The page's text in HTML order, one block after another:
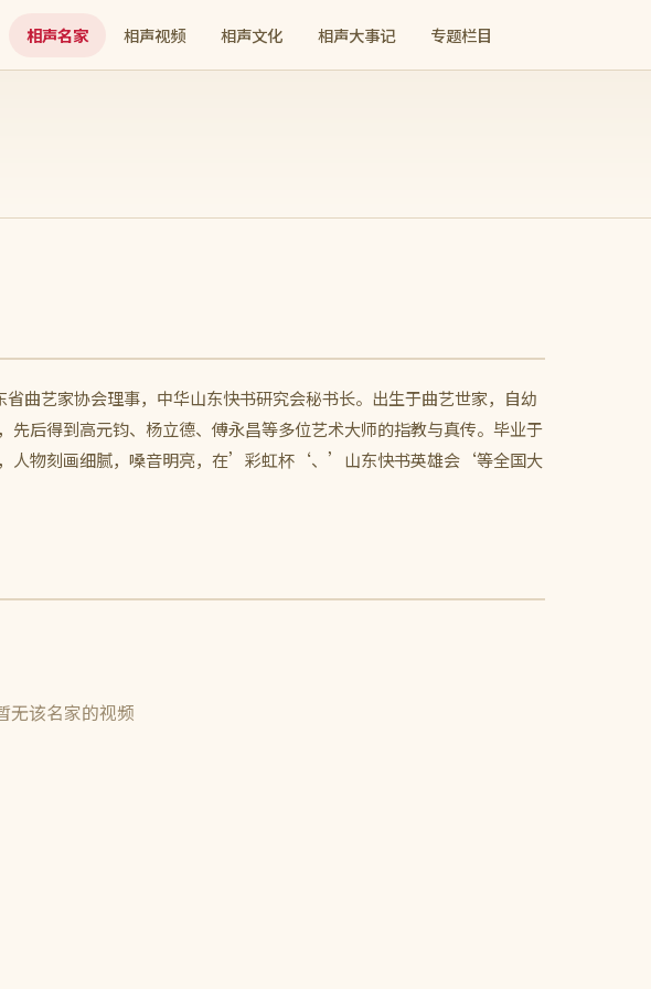
相声名家 相声视频 相声文化 相声大事记 专题栏目
曲艺家协会理事，中华山东快书研究会秘书长。出生于曲艺世家，自幼
后得到高元钧、杨立德、傅永昌等多位艺术大师的指教与真传。毕业于
人物刻画细腻，嗓音明亮，在’彩虹杯‘、’山东快书英雄会‘等全国大
无该名家的视频